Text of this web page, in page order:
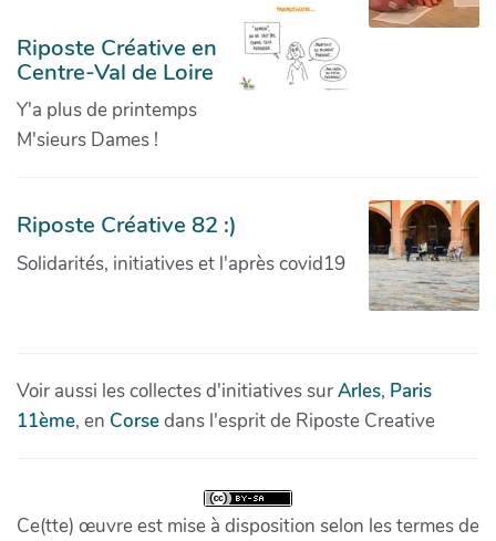
Riposte Créative en
Centre-Val de Loire
Y'a plus de printemps
M'sieurs Dames !
Riposte Créative 82 :)
Solidarités, initiatives et l'après covid19
Voir aussi les collectes d'initiatives surArles, Paris
11ème, en Corsedans l'esprit de Riposte Creative
Ce(tte) œuvre est mise à disposition selon les termes de